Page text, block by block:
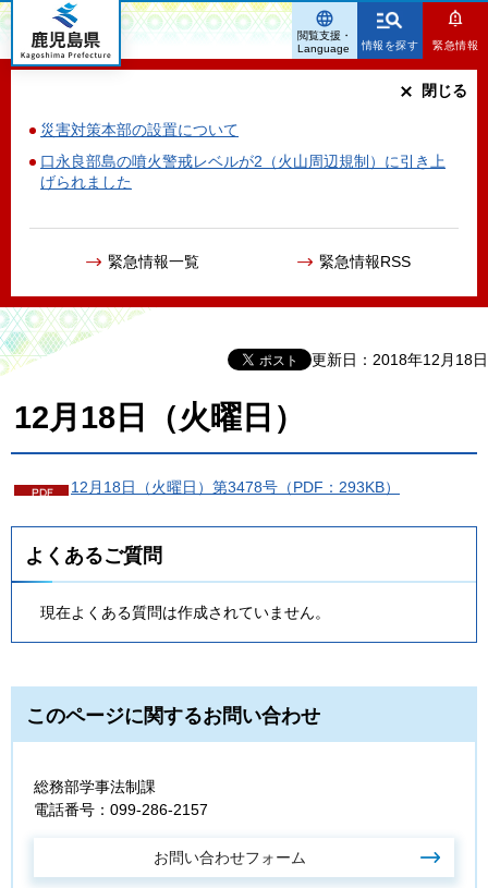
鹿児島県
情報を探す 緊急情報
災害対策本部の設置について
口永良部島の噴火警戒レベルが2（火山周辺規制）に引き上
げられました
緊急情報一覧 緊急情報RSS
閉じる
閲覧支援・
Language
更新日：2018年12月18日
12月18日（火曜日）
12月18日（火曜日）第3478号（PDF：293KB）
よくあるご質問
現在よくある質問は作成されていません。
このページに関するお問い合わせ
総務部学事法制課
電話番号：099-286-2157